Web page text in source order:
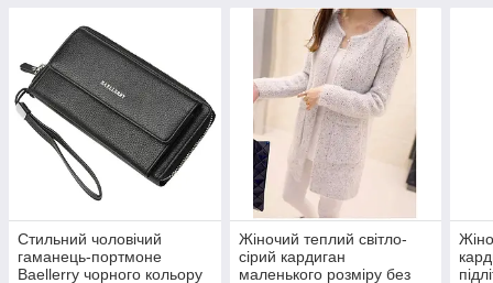
Стильний чоловічий
гаманець-портмоне
Baellerry чорного кольору
Жіночий теплий світло-
сірий кардиган
маленького розміру без